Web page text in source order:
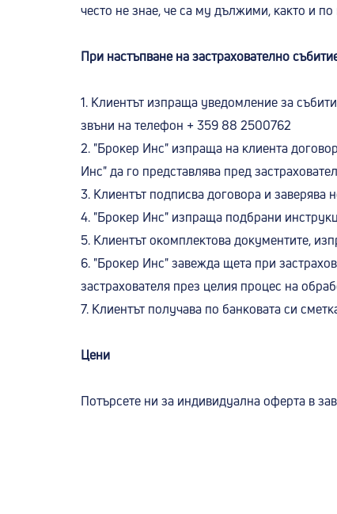
често не знае, че са му дължими, както и
При настъпване на застрахователно
1. Клиентът изпраща уведомление за
звъни на телефон + 359 88 2500762
2. "Брокер Инс" изпраща на клиента
Инс" да го представлява пред
3. Клиентът подписва договора и
4. "Брокер Инс" изпраща подбрани
5. Клиентът окомплектова документите,
6. "Брокер Инс" завежда щета при
застрахователя през целия процес на
7. Клиентът получава по банковата си
Цени
Потърсете ни за индивидуална оферта в